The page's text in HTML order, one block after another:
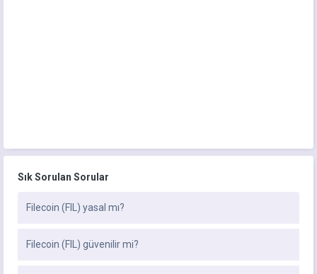
Sık Sorulan Sorular
Filecoin (FIL) yasal mı?
Filecoin (FIL) güvenilir mi?